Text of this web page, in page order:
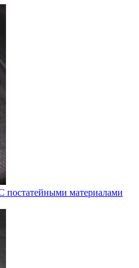
постатейными материалами